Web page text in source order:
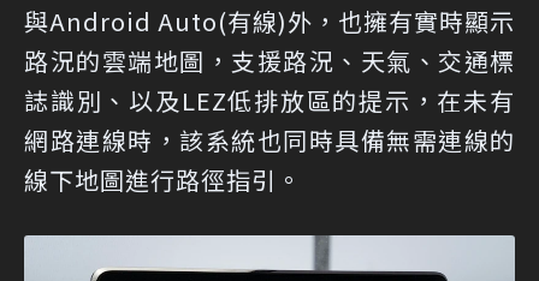
與Android Auto(有線)外，也擁有實時顯示
路況的雲端地圖，支援路況、天氣、交通標
誌識別、以及LEZ低排放區的提示，在未有
網路連線時，該系統也同時具備無需連線的
線下地圖進行路徑指引。